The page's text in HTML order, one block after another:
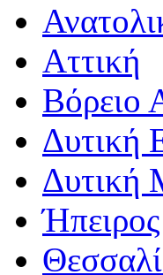
Αττική
Βόρειο
Δυτική
Δυτική
Ήπειρος